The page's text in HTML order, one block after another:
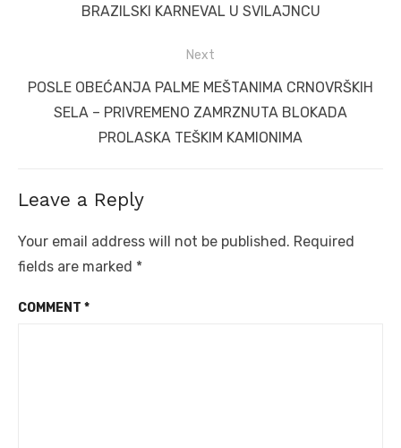
navigation
Previous
BRAZILSKI KARNEVAL U SVILAJNCU
Next
Next
post:
POSLE OBEĆANJA PALME MEŠTANIMA CRNOVRŠKIH
SELA – PRIVREMENO ZAMRZNUTA BLOKADA
PROLASKA TEŠKIM KAMIONIMA
Leave a Reply
Your email address will not be published. Required
fields are marked *
COMMENT *